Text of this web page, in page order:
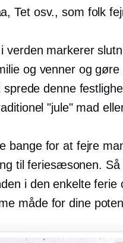
Tet osv., som folk
verden markerer
og venner og
sprede denne
"jule" mad
bange for at fejre
til feriesæsonen.
i den enkelte ferie
måde for dine